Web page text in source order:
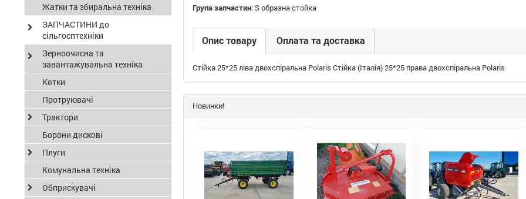
Група запчастин:S образна стойка
Опис товару Оплата та доставка
Стійка 25*25 ліва двохспіральна Polaris Стійка (Італія) 25*25 права двохспіральна Polaris
Новинки!
Жатки та збиральна техніка
ЗАПЧАСТИНИ до
сільгосптехніки
Зерноочисна та
завантажувальна техніка
Котки
Протруювачі
Трактори
Борони дискові
Плуги
Комунальна техніка
Обприскувачі